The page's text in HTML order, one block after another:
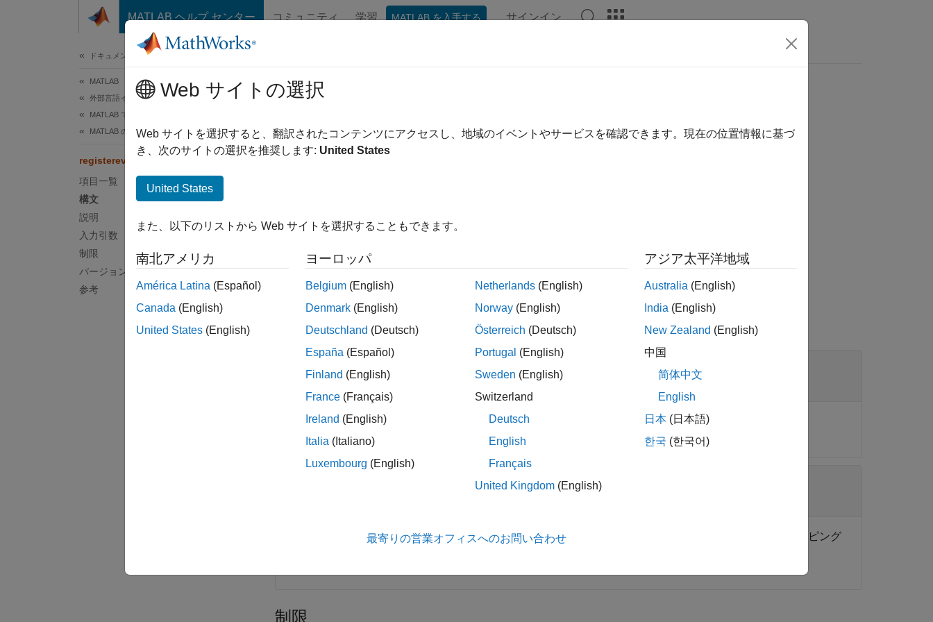
コンテンツへスキップ
MATLAB ヘルプ センター コミュニティ 学習 MATLAB を入手する サインイン
ドキュメンテーションのホーム
MATLAB
外部言語インターフェイス
MATLAB での COM
MATLAB の COM オブジェクトの使用
registerevent
項目一覧
構文
説明
入力引数
制限
バージョン履歴
参考
registerevent
実行時に COM オブジェクト イベントのイベント ハンドラーを関連付ける
説明
registerevent(c , eventhandler は、対応するイベントにイベント ハンドラー ルーチンを登録します。
入力引数
すべて折りたたむ
関数ハンドル
COM オブジェクト。関数ハンドルとして指定します。
イベントの発生時に呼び出す関数
関数ハンドル
イベントの発生時に呼び出す関数。関数の名前を示す string または文字ベクトル、またはその関数にマッピング
制限
Web サイトの選択
Web サイトを選択すると、翻訳されたコンテンツにアクセスし、地域のイベントやサービスを確認できます。現在の位置情報に基づ
き、次のサイトの選択を推奨します: United States
United States
また、以下のリストから Web サイトを選択することもできます。
南北アメリカ
América Latina (Español)
Canada (English)
United States (English)
ヨーロッパ
Belgium (English)
Denmark (English)
Deutschland (Deutsch)
España (Español)
Finland (English)
France (Français)
Ireland (English)
Italia (Italiano)
Luxembourg (English)
Netherlands (English)
Norway (English)
Österreich (Deutsch)
Portugal (English)
Sweden (English)
Switzerland
Deutsch
English
Français
United Kingdom (English)
アジア太平洋地域
Australia (English)
India (English)
New Zealand (English)
中国
简体中文
English
日本 (日本語)
한국 (한국어)
最寄りの営業オフィスへのお問い合わせ